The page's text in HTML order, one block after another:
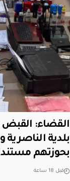
القضاء:
بلدية
بحوزتهم
قبل 18 ساعة